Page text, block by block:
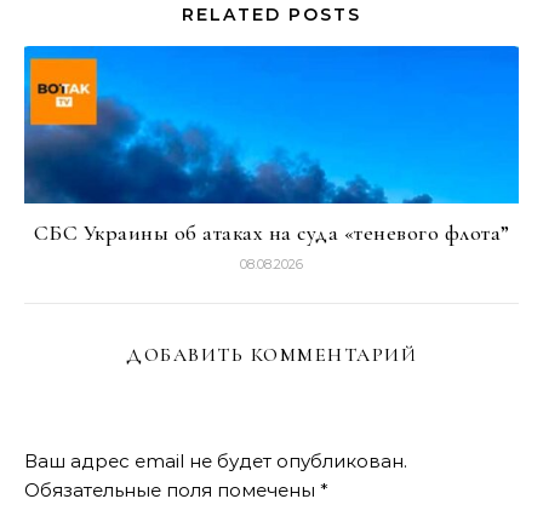
RELATED POSTS
СБС Украины об атаках на суда «теневого флота”
08.08.2026
ДОБАВИТЬ КОММЕНТАРИЙ
Ваш адрес email не будет опубликован.
Обязательные поля помечены *